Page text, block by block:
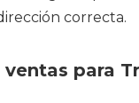
correcta.
para